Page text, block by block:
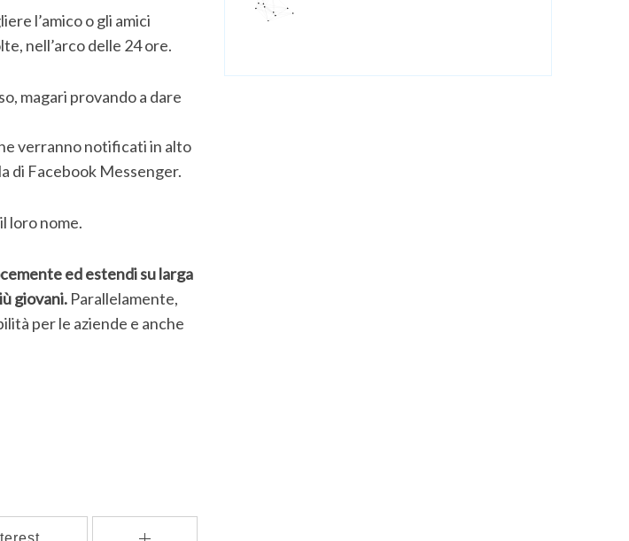
l’amico o gli amici
nell’arco delle 24 ore.
magari provando a dare
verranno notificati in alto
di Facebook Messenger.
loro nome.
ed estendi su larga
giovani. Parallelamente,
per le aziende e anche